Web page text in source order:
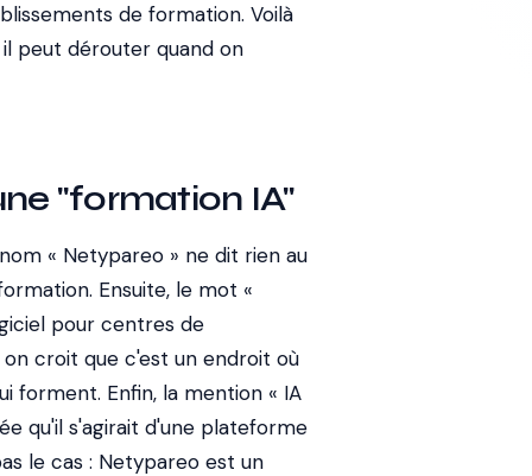
de formation. Voilà
peut dérouter quand on
"formation IA"
« Netypareo » ne dit rien au
Ensuite, le mot «
pour centres de
croit que c'est un endroit où
forment. Enfin, la mention « IA
qu'il s'agirait d'une plateforme
le cas : Netypareo est un